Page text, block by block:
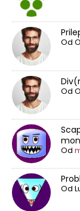
Od
Od
Od
Od